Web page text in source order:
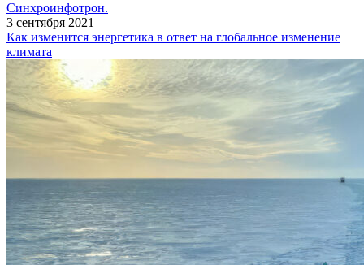
Синхроинфотрон.
3 сентября 2021
Как изменится энергетика в ответ на глобальное изменение
климата